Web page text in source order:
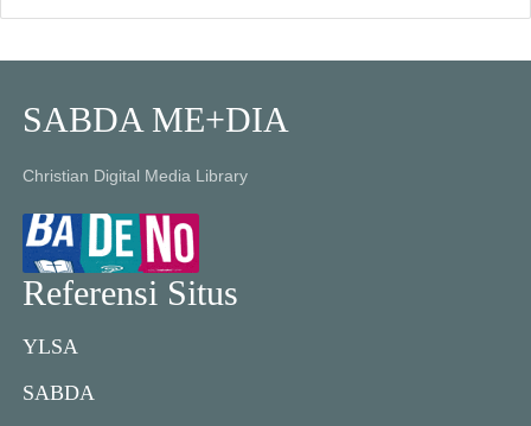
SABDA ME+DIA
Christian Digital Media Library
Referensi Situs
YLSA
SABDA